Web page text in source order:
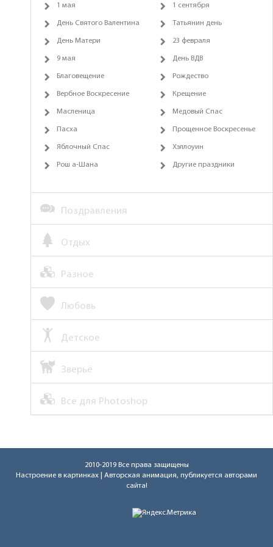
1 мая 1 сентября
День Святого Валентина Татьянин день
День Матери 23 февраля
9 мая День ВДВ
Благовещение Рождество
Вербное Воскресение Крещение
Масленица Медовый Спас
Пасха Прощенное Воскресенье
Яблочный Спас Хэллоуин
Рош а-Шана Другие праздники
Поздравления
Отдых
Разное
Любовь
Детское
Зверьё
Все для Photoshop
2010-2019 Все права защищены
Настроение в картинках | Авторская анимация, публикуется авторами
сайта!